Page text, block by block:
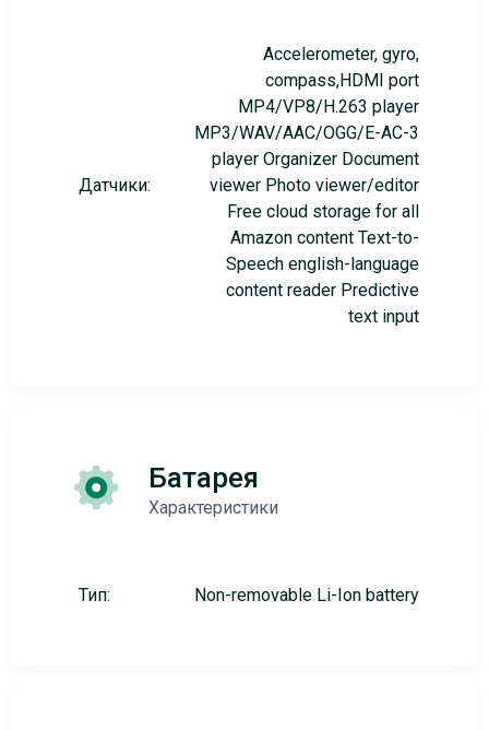
Датчики:
Accelerometer, gyro,
compass,HDMI port
MP4/VP8/H.263 player
MP3/WAV/AAC/OGG/E-AC-3
player Organizer Document
viewer Photo viewer/editor
Free cloud storage for all
Amazon content Text-to-
Speech english-language
content reader Predictive
text input
Батарея
Характеристики
Тип: Non-removable Li-Ion battery